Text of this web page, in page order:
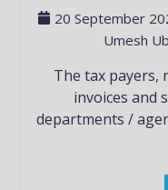
20 September
Umesh
The tax payers, notified for generation of e-
invoices and
departments /